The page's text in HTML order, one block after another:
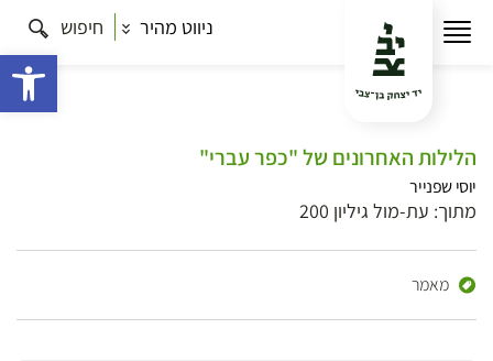
ניווט מהיר חיפוש
הלילות האחרונים של "כפר עברי"
יוסי שפנייר
מתוך: עת-מול גיליון 200
מאמר